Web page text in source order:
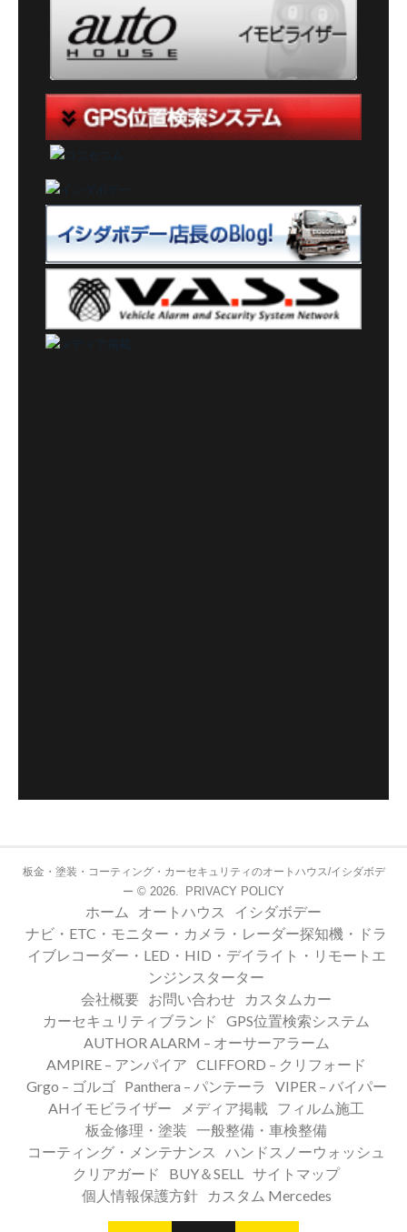
板金・塗装・コーティング・カーセキュリティのオートハウス/イシダボデ
ー © 2026. PRIVACY POLICY
ホーム オートハウス
イシダボデー
ナビ・ETC・モニター・カメラ・レーダー探知機・ドラ
イブレコーダー・LED・HID・デイライト・リモートエ
ンジンスターター
会社概要
お問い合わせ
カスタムカー
カーセキュリティブランド
GPS位置検索システム
AUTHOR ALARM – オーサーアラーム
AMPIRE – アンパイア CLIFFORD – クリフォード
Grgo – ゴルゴ
Panthera – パンテーラ
VIPER – バイパー
AHイモビライザー
メディア掲載
フィルム施工
板金修理・塗装 一般整備・車検整備
コーティング・メンテナンス
ハンドスノーウォッシュ
クリアガード
BUY＆SELL
サイトマップ
個人情報保護方針
カスタム Mercedes